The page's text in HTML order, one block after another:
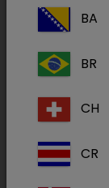
não são
tamanho é
rápidos e
(canceroso)
BA
BR
CH
CR